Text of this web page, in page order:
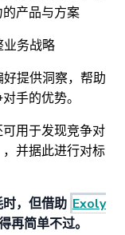
产品与方案
业务战略
提供洞察，帮助
手的优势。
用于发现竞争对
并据此进行对标
，但借助 Exoly
再简单不过。